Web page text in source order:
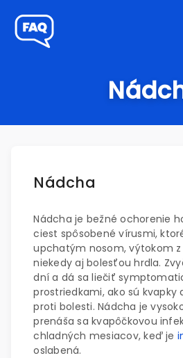
Nádcha
Nádcha je bežné ochorenie
ciest spôsobené vírusmi,
upchatým nosom, výtokom
niekedy aj bolesťou hrdla.
dní a dá sa liečiť
prostriedkami, ako sú kvapky
proti bolesti. Nádcha je
prenáša sa kvapôčkovou
chladných mesiacov, keď je
oslabená.